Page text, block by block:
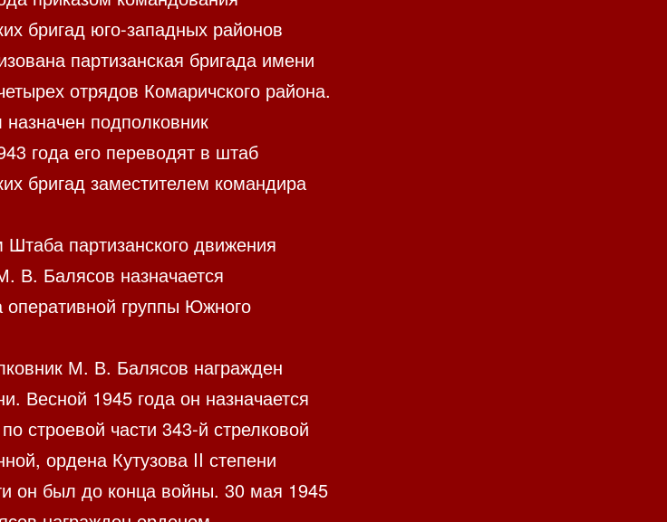
бригад юго-западных районов
партизанская бригада имени
отрядов Комаричского района.
подполковник
года его переводят в штаб
бригад заместителем командира
партизанского движения
В. Балясов назначается
оперативной группы Южного
М. В. Балясов награжден
Весной 1945 года он назначается
строевой части 343-й стрелковой
ордена Кутузова II степени
он был до конца войны. 30 мая 1945